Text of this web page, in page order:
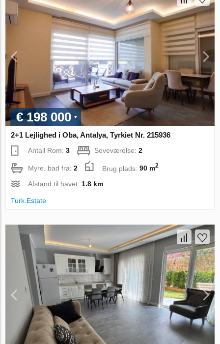
€ 198 000
2+1 Lejlighed i Oba, Antalya, Tyrkiet Nr. 215936
Antall Rom:3 Soveværelse:2
Myre. bad fra:2 Brug plads:90 m2
Afstand til havet:1.8 km
Turk.Estate